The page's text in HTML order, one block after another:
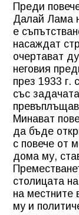
Преди
Далай Лама
е
насаждат
очертават
неговия
през 1933 г.
със
Минават
да бъде
с повече от
дома му,
столицата
на местните
му и